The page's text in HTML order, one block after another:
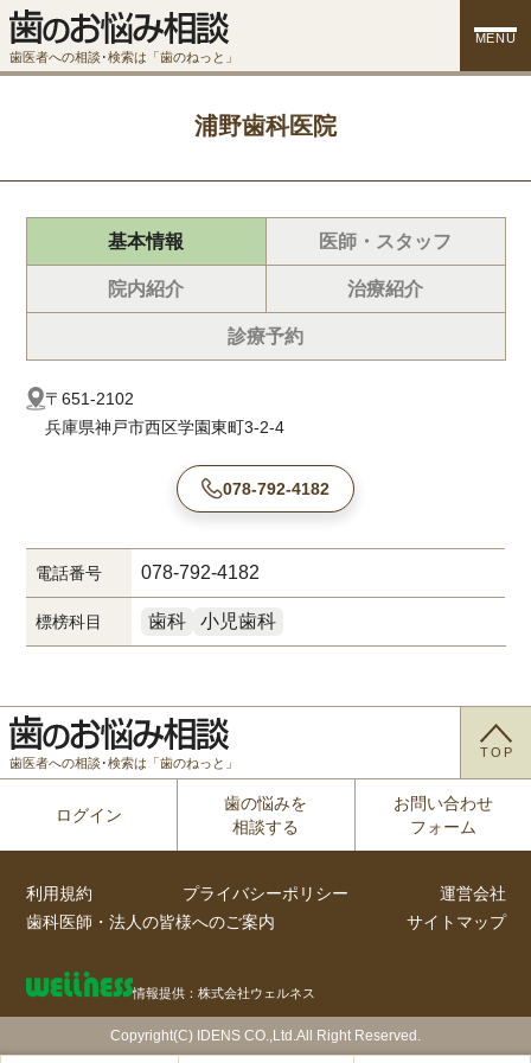
歯医者への相談･検索は「歯のねっと」
MENU
浦野歯科医院
基本情報 医師・スタッフ
院内紹介 治療紹介
診療予約
〒651-2102
兵庫県神戸市西区学園東町3-2-4
078-792-4182
電話番号 078-792-4182
標榜科目 歯科 小児歯科
歯医者への相談･検索は「歯のねっと」
TOP
ログイン
歯の悩みを
相談する
お問い合わせ
フォーム
利用規約 プライバシーポリシー
運営会社
歯科医師・法人の皆様へのご案内
サイトマップ
情報提供：株式会社ウェルネス
Copyright(C) IDENS CO.,Ltd.All Right Reserved.